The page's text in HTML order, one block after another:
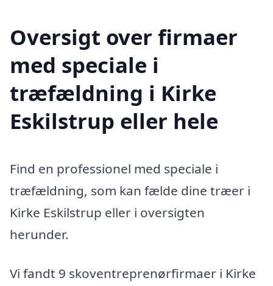
Oversigt over firmaer
med speciale i
træfældning i Kirke
Eskilstrup eller hele
Find en professionel med speciale i
træfældning, som kan fælde dine træer i
Kirke Eskilstrup eller i oversigten
herunder.
Vi fandt 9 skoventreprenørfirmaer i Kirke